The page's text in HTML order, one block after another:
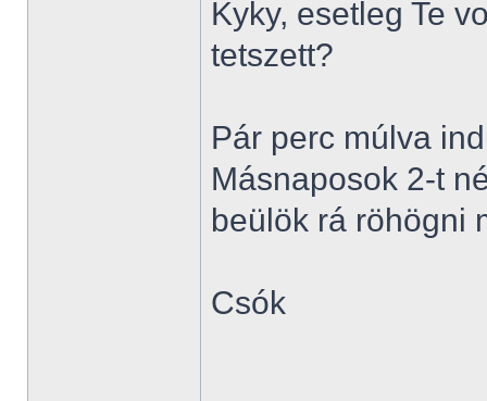
Kyky, esetleg Te
tetszett?
Pár perc múlva
Másnaposok 2-t
beülök rá röhögni
Csók